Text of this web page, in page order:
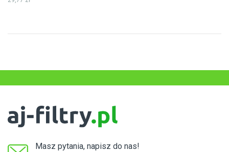
Masz pytania, napisz do nas!